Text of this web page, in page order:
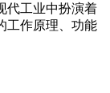
代工业中扮演着
工作原理、功能